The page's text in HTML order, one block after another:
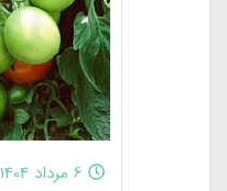
6 مرداد 1404